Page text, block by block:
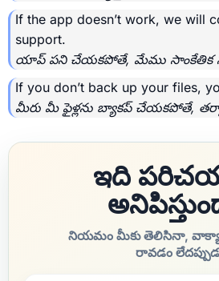
If the app doesn’t work, we will
support.
యాప్ పని చేయకపోతే, మేము సాంకేతిక
If you don’t back up your files,
మీరు మీ ఫైళ్లను బ్యాకప్ చేయకపోతే,
ఇది
నియమం మీకు తెలిసినా,
రావడం